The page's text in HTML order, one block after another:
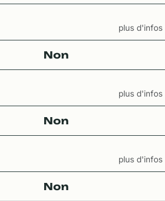
plus d'infos
Non
plus d'infos
Non
plus d'infos
Non